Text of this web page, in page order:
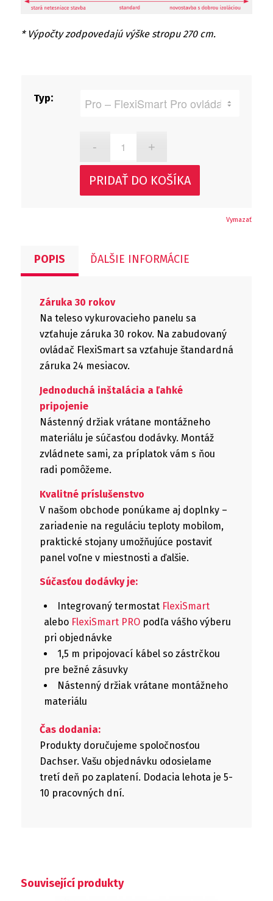
* Výpočty zodpovedajú výške stropu 270 cm.
Typ
Vymazať
PRIDAŤ DO KOŠÍKA
POPIS ĎALŠIE INFORMÁCIE
Záruka 30 rokov
Na teleso vykurovacieho panelu sa
vzťahuje záruka 30 rokov. Na zabudovaný
ovládač FlexiSmart sa vzťahuje štandardná
záruka 24 mesiacov.
Jednoduchá inštalácia a ľahké
pripojenie
Nástenný držiak vrátane montážneho
materiálu je súčasťou dodávky. Montáž
zvládnete sami, za príplatok vám s ňou
radi pomôžeme.
Kvalitné príslušenstvo
V našom obchode ponúkame aj doplnky –
zariadenie na reguláciu teploty mobilom,
praktické stojany umožňujúce postaviť
panel voľne v miestnosti a ďalšie.
Súčasťou dodávky je:
Integrovaný termostat FlexiSmart
alebo FlexiSmart PROpodľa vášho výberu
pri objednávke
1,5 m pripojovací kábel so zástrčkou
pre bežné zásuvky
Nástenný držiak vrátane montážneho
materiálu
Čas dodania:
Produkty doručujeme spoločnosťou
Dachser. Vašu objednávku odosielame
tretí deň po zaplatení. Dodacia lehota je 5-
10 pracovných dní.
Související produkty